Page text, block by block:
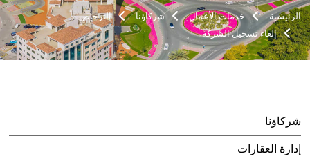
الرئيسية خدمات الأعمال شركاؤنا الترخيص
إلغاء تسجيل الشركة
شركاؤنا
إدارة العقارات